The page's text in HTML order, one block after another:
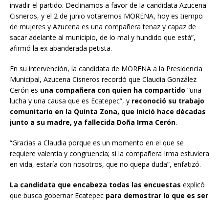
invadir el partido. Declinamos a favor de la candidata Azucena
Cisneros, y el 2 de junio votaremos MORENA, hoy es tiempo
de mujeres y Azucena es una compañera tenaz y capaz de
sacar adelante al municipio, de lo mal y hundido que está”,
afirmó la ex abanderada petista.
En su intervención, la candidata de MORENA a la Presidencia
Municipal, Azucena Cisneros recordó que Claudia González
Cerón es una compañera con quien ha compartido “una
lucha y una causa que es Ecatepec”, y reconoció su trabajo
comunitario en la Quinta Zona, que inició hace décadas
junto a su madre, ya fallecida Doña Irma Cerón.
“Gracias a Claudia porque es un momento en el que se
requiere valentía y congruencia; si la compañera Irma estuviera
en vida, estaría con nosotros, que no quepa duda”, enfatizó.
La candidata que encabeza todas las encuestas explicó
que busca gobernar Ecatepec para demostrar lo que es ser